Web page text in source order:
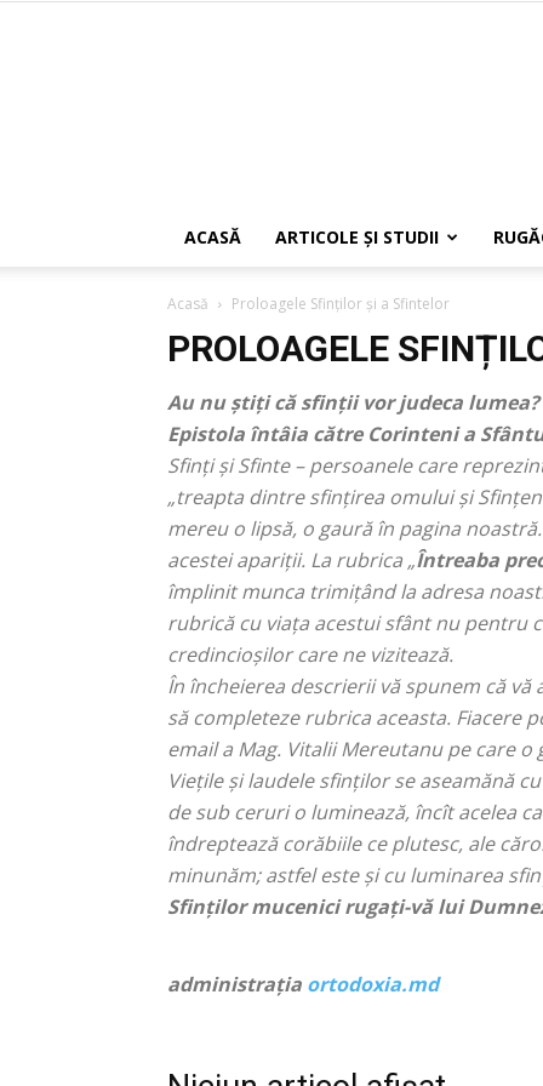
ACASĂ ARTICOLE ŞI STUDII
Acasă Proloagele Sfinților și a Sfintelor
PROLOAGELE
Au nu ştiţi că sfinţii vor judeca lumea?
Epistola întâia către Corinteni a
Sfinți și Sfinte – persoanele care
„treapta dintre sfințirea omului și
mereu o lipsă, o gaură în pagina
acestei apariții. La rubrica „Întreaba
împlinit munca trimițând la adresa
rubrică cu viața acestui sfânt nu
credincioșilor care ne vizitează.
În încheierea descrierii vă spunem că
să completeze rubrica aceasta. Fiacere
email a Mag. Vitalii Mereutanu pe care o
Vieţile şi laudele sfinţilor se aseamănă
de sub ceruri o luminează, încît acelea
îndreptează corăbiile ce plutesc, ale
minunăm; astfel este şi cu luminarea
Sfinților mucenici rugați-vă lui
administrația ortodoxia.md